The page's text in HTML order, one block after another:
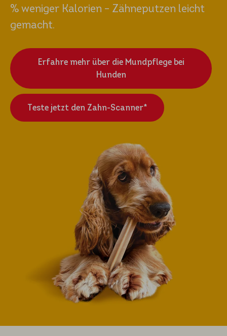
% weniger Kalorien – Zähneputzen leicht
gemacht.
Erfahre mehr über die Mundpflege bei
Hunden
Teste jetzt den Zahn-Scanner*